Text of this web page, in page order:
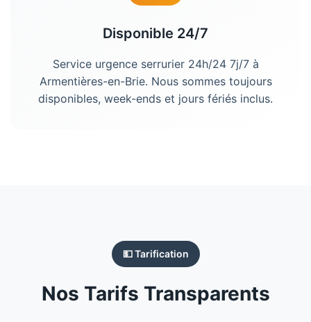
Disponible 24/7
Service urgence serrurier 24h/24 7j/7 à
Armentières-en-Brie. Nous sommes toujours
disponibles, week-ends et jours fériés inclus.
💵 Tarification
Nos Tarifs Transparents